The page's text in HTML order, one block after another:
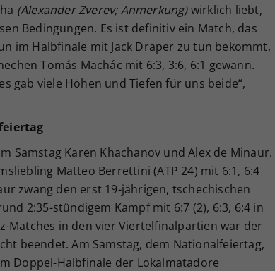
(Alexander Zverev; Anmerkung)wirklich liebt,
Bedingungen. Es ist definitiv ein Match, das
im Halbfinale mit Jack Draper zu tun bekommt,
Tomás Machác mit 6:3, 3:6, 6:1 gewann.
gab viele Höhen und Tiefen für uns beide“,
Samstag Karen Khachanov und Alex de Minaur.
Matteo Berrettini (ATP 24) mit 6:1, 6:4
zwang den erst 19-jährigen, tschechischen
2:35-stündigem Kampf mit 6:7 (2), 6:3, 6:4 in
Matches in den vier Viertelfinalpartien war der
beendet. Am Samstag, dem Nationalfeiertag,
Doppel-Halbfinale der Lokalmatadore